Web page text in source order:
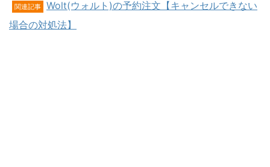
関連記事
Wolt(ウォルト)の予約注文【キャンセルできない
場合の対処法】